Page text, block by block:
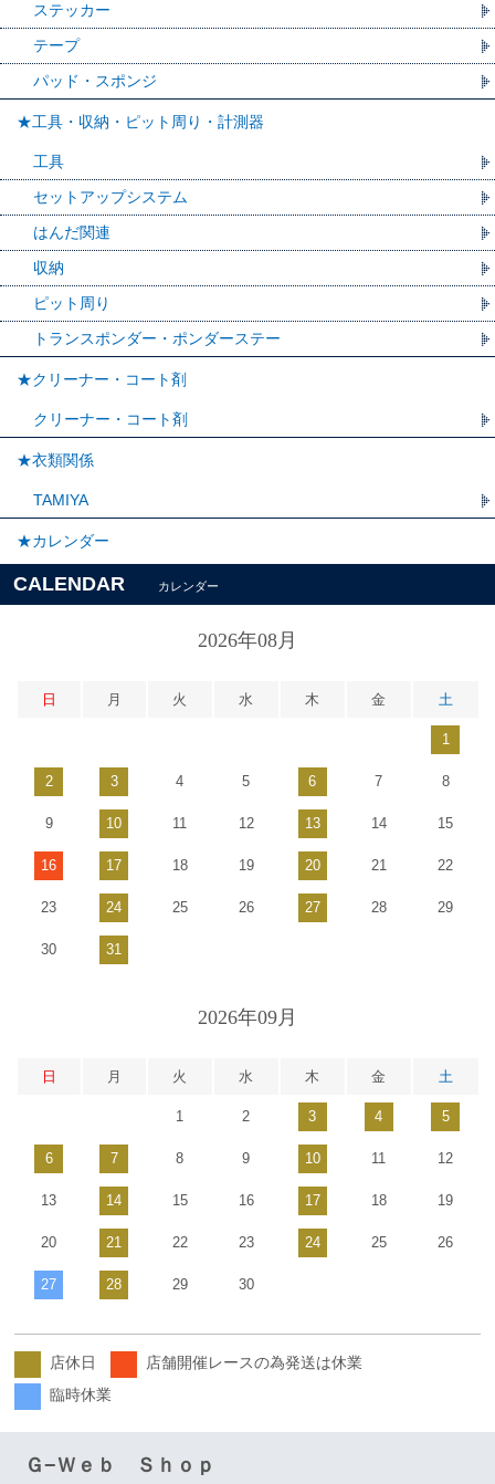
ステッカー
テープ
パッド・スポンジ
★工具・収納・ピット周り・計測器
工具
セットアップシステム
はんだ関連
収納
ピット周り
トランスポンダー・ポンダーステー
★クリーナー・コート剤
クリーナー・コート剤
★衣類関係
TAMIYA
★カレンダー
CALENDAR カレンダー
2026年08月
日 月 火 水 木 金 土
1
2 3 4 5 6 7 8
9 10 11 12 13 14 15
16 17 18 19 20 21 22
23 24 25 26 27 28 29
30 31
2026年09月
日 月 火 水 木 金 土
1 2 3 4 5
6 7 8 9 10 11 12
13 14 15 16 17 18 19
20 21 22 23 24 25 26
27 28 29 30
店休日
店舗開催レースの為発送は休業
臨時休業
Ｇ−Ｗｅｂ Ｓｈｏｐ